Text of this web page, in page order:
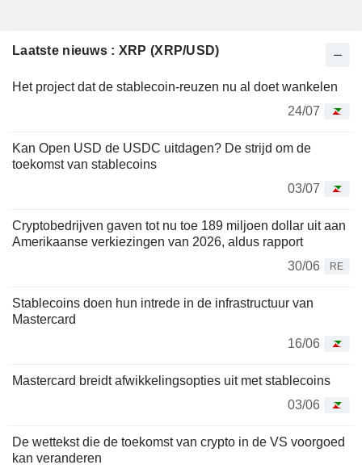
Laatste nieuws : XRP (XRP/USD)
Het project dat de stablecoin-reuzen nu al doet wankelen
24/07
Kan Open USD de USDC uitdagen? De strijd om de
toekomst van stablecoins
03/07
Cryptobedrijven gaven tot nu toe 189 miljoen dollar uit aan
Amerikaanse verkiezingen van 2026, aldus rapport
30/06
RE
Stablecoins doen hun intrede in de infrastructuur van
Mastercard
16/06
Mastercard breidt afwikkelingsopties uit met stablecoins
03/06
De wettekst die de toekomst van crypto in de VS voorgoed
kan veranderen